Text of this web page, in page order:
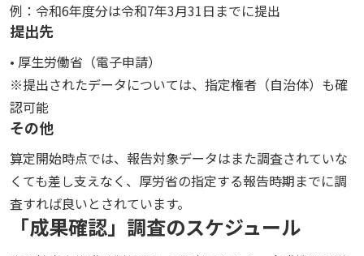
例：令和6年度分は令和7年3月31日までに提出
提出先
• 厚生労働省（電子申請）
※提出されたデータについては、指定権者（自治体）も確
認可能
その他
算定開始時点では、報告対象データはまた調査されていな
くても差し支えなく、厚労省の指定する報告時期までに調
査すれば良いとされています。
「成果確認」調査のスケジュール